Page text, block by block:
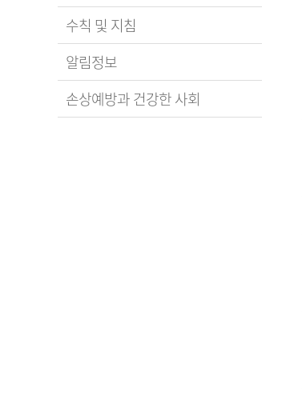
수칙 및 지침
알림정보
손상예방과 건강한 사회